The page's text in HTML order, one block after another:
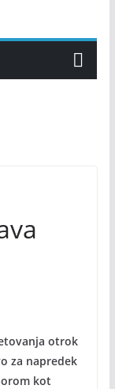
otrok
za napredek
kot